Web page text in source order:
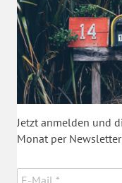
Jetzt anmelden und
Monat per